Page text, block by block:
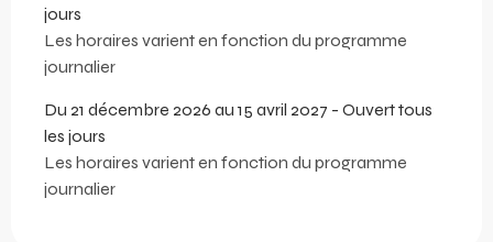
jours
Les horaires varient en fonction du programme
journalier
Du 21 décembre 2026 au 15 avril 2027 - Ouvert tous
les jours
Les horaires varient en fonction du programme
journalier